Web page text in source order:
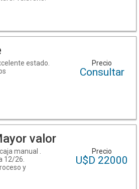
Seguinos
y
estado.
Precio
Consultar
valor
manual .
12/26.
y
Precio
U$D 22000